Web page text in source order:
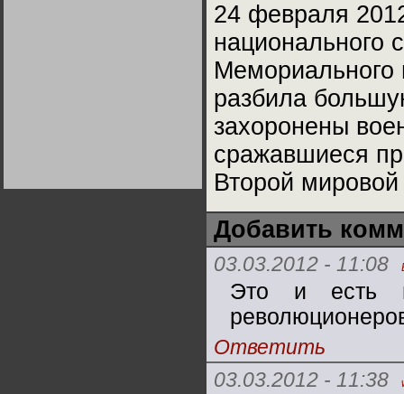
24 февраля
национального
Мемориального
разбила
захоронены
сражавшиеся
Второй
Добавить
03.03.2012 - 11:08
Это и есть
Ответить
03.03.2012 - 11:38